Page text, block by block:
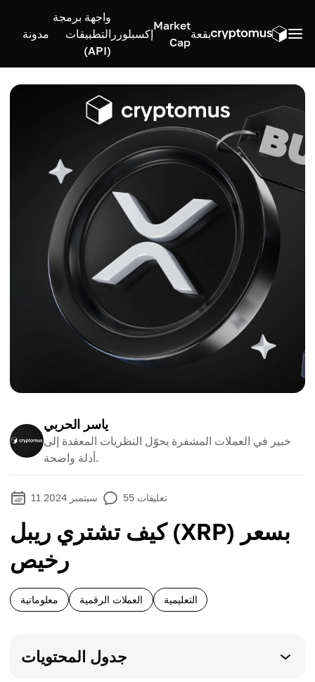
بقعة
Market
Cap
إكسبلورر
واجهة برمجة
التطبيقات
(API)
مدونة
ياسر الحربي
خبير في العملات المشفرة يحوّل النظريات المعقدة إلى
أدلة واضحة.
11 سبتمبر 2024 55 تعليقات
كيف تشتري ريبل (XRP) بسعر
رخيص
معلوماتية العملات الرقمية التعليمية
جدول المحتويات